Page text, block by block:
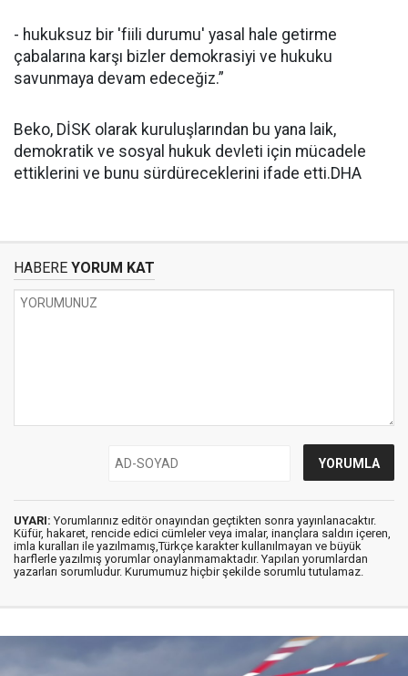
- hukuksuz bir 'fiili durumu' yasal hale getirme
çabalarına karşı bizler demokrasiyi ve hukuku
savunmaya devam edeceğiz.”
Beko, DİSK olarak kuruluşlarından bu yana laik,
demokratik ve sosyal hukuk devleti için mücadele
ettiklerini ve bunu sürdüreceklerini ifade etti.DHA
HABERE YORUM KAT
UYARI: Yorumlarınız editör onayından geçtikten sonra yayınlanacaktır.
Küfür, hakaret, rencide edici cümleler veya imalar, inançlara saldırı içeren,
imla kuralları ile yazılmamış,Türkçe karakter kullanılmayan ve büyük
harflerle yazılmış yorumlar onaylanmamaktadır. Yapılan yorumlardan
yazarları sorumludur. Kurumumuz hiçbir şekilde sorumlu tutulamaz.